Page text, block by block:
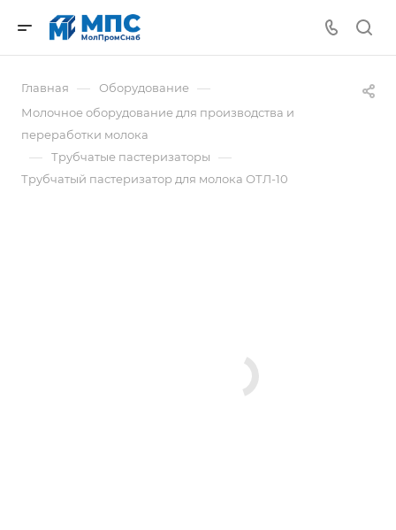
Главная — Оборудование —
Молочное оборудование для производства и
переработки молока
— Трубчатые пастеризаторы —
Трубчатый пастеризатор для молока ОТЛ-10